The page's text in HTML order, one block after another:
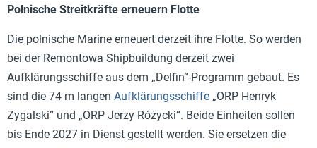
Polnische Streitkräfte erneuern Flotte
Die polnische Marine erneuert derzeit ihre Flotte. So werden
bei der Remontowa Shipbuildung derzeit zwei
Aufklärungsschiffe aus dem „Delfin“-Programm gebaut. Es
sind die 74 m langen Aufklärungsschiffe „ORP Henryk
Zygalski“ und „ORP Jerzy Różycki“. Beide Einheiten sollen
bis Ende 2027 in Dienst gestellt werden. Sie ersetzen die